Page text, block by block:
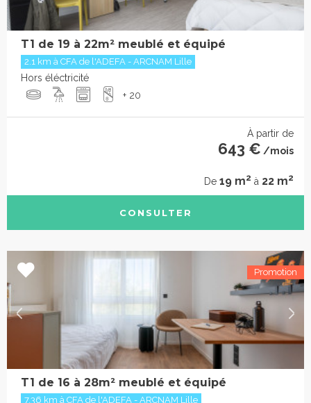
T1 de 19 à 22m² meublé et équipé
2.1 km à CFA de l'ADEFA - ARCNAM Lille
Hors éléctricité
+ 20
À partir de
643 € /mois
De 19 m2 à 22 m2
CONSULTER
T1 de 16 à 28m² meublé et équipé
7.36 km à CFA de l'ADEFA - ARCNAM Lille